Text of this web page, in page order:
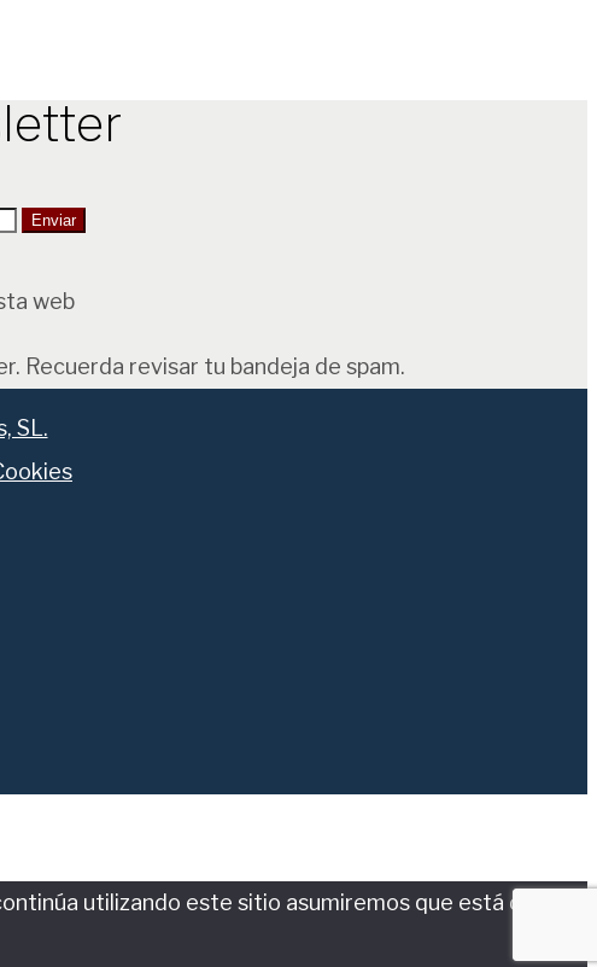
web
Recuerda revisar tu bandeja de spam.
SL.
utilizando este sitio asumiremos que está de